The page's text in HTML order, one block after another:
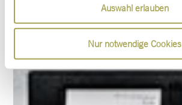
Auswahl erlauben
Nur notwendige Cookies